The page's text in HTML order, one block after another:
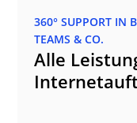
360° SUPPORT IN
TEAMS & CO.
Alle